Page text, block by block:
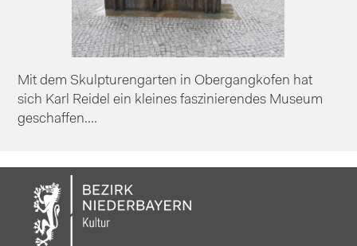
Mit dem Skulpturengarten in Obergangkofen hat
sich Karl Reidel ein kleines faszinierendes Museum
geschaffen....